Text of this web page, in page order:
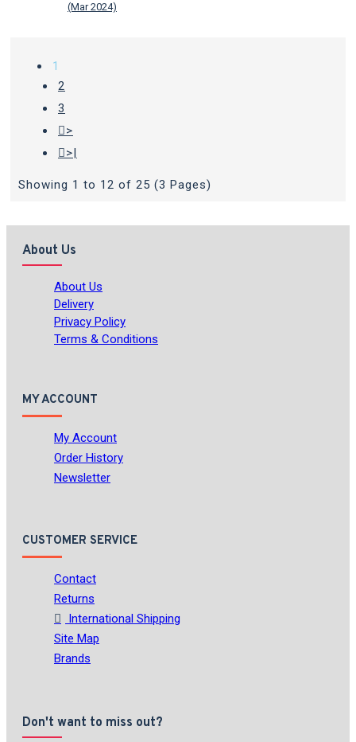
(Mar 2024)
1
2
3
>
>|
Showing 1 to 12 of 25 (3 Pages)
About Us
About Us
Delivery
Privacy Policy
Terms & Conditions
MY ACCOUNT
My Account
Order History
Newsletter
CUSTOMER SERVICE
Contact
Returns
International Shipping
Site Map
Brands
Don't want to miss out?